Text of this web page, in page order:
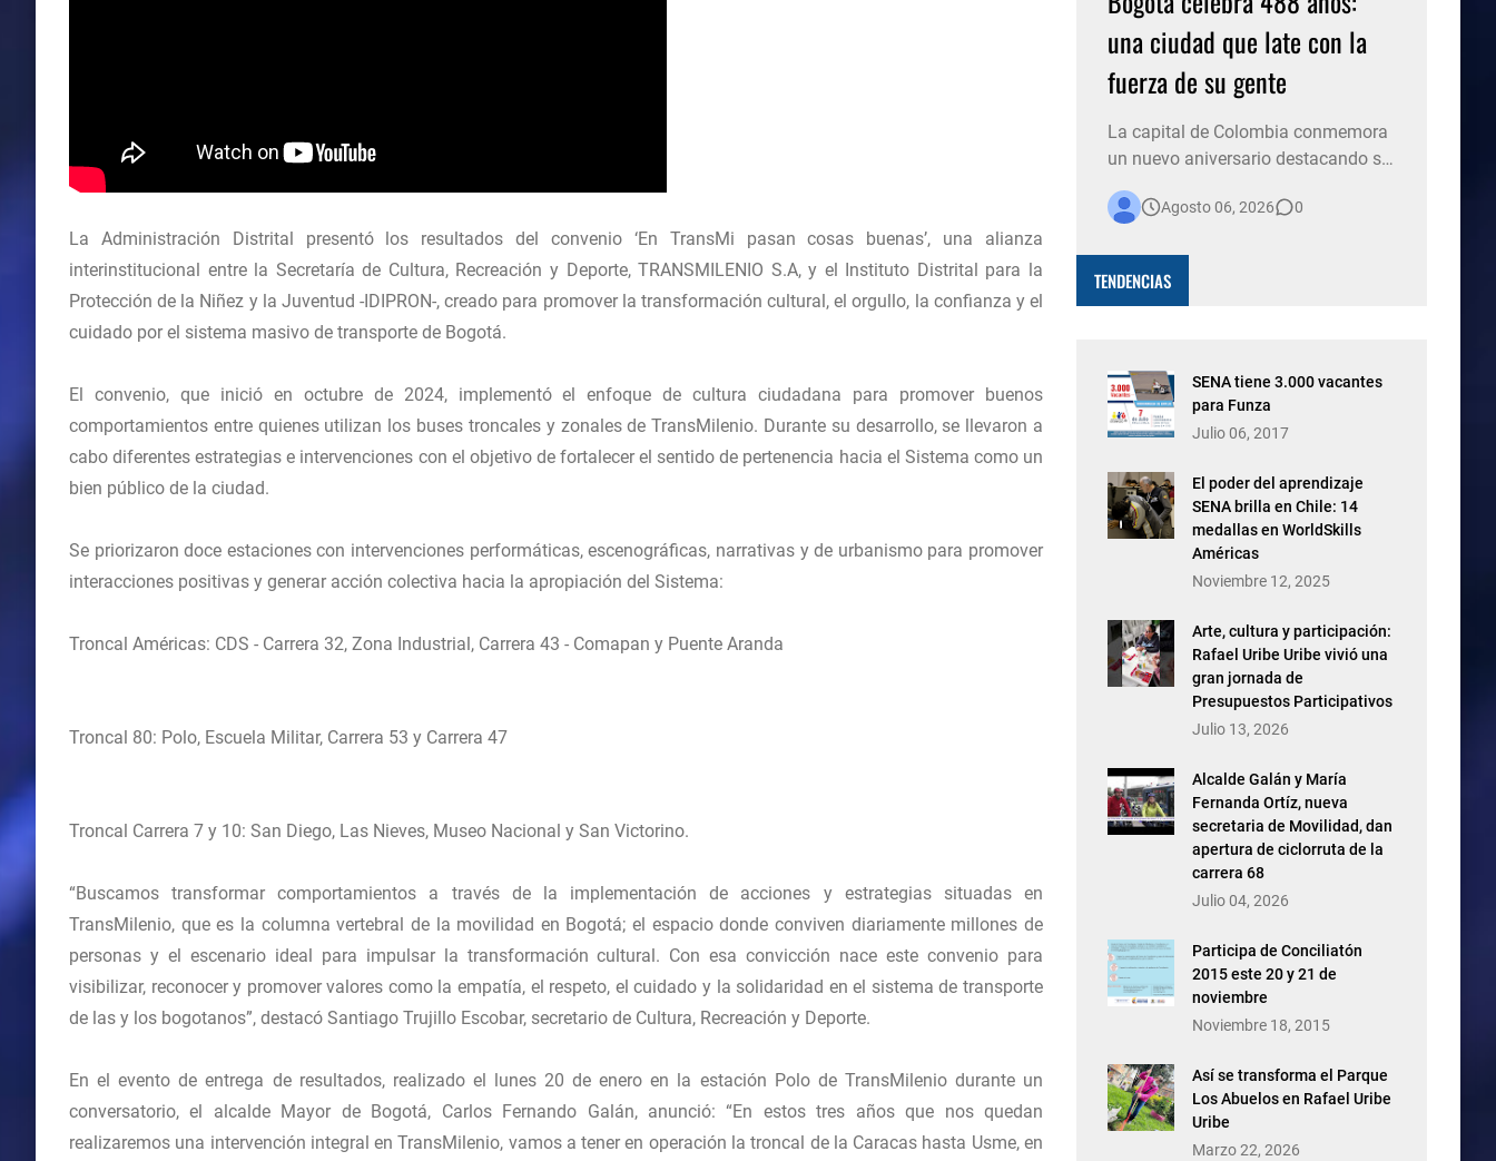
La Administración Distrital presentó los resultados del convenio ‘En TransMi pasan cosas buenas’, una alianza
interinstitucional entre la Secretaría de Cultura, Recreación y Deporte, TRANSMILENIO S.A, y el Instituto Distrital para la
Protección de la Niñez y la Juventud -IDIPRON-, creado para promover la transformación cultural, el orgullo, la confianza y el
cuidado por el sistema masivo de transporte de Bogotá.
El convenio, que inició en octubre de 2024, implementó el enfoque de cultura ciudadana para promover buenos
comportamientos entre quienes utilizan los buses troncales y zonales de TransMilenio. Durante su desarrollo, se llevaron a
cabo diferentes estrategias e intervenciones con el objetivo de fortalecer el sentido de pertenencia hacia el Sistema como un
bien público de la ciudad.
Se priorizaron doce estaciones con intervenciones performáticas, escenográficas, narrativas y de urbanismo para promover
interacciones positivas y generar acción colectiva hacia la apropiación del Sistema:
Troncal Américas: CDS - Carrera 32, Zona Industrial, Carrera 43 - Comapan y Puente Aranda
Troncal 80: Polo, Escuela Militar, Carrera 53 y Carrera 47
Troncal Carrera 7 y 10: San Diego, Las Nieves, Museo Nacional y San Victorino.
“Buscamos transformar comportamientos a través de la implementación de acciones y estrategias situadas en
TransMilenio, que es la columna vertebral de la movilidad en Bogotá; el espacio donde conviven diariamente millones de
personas y el escenario ideal para impulsar la transformación cultural. Con esa convicción nace este convenio para
visibilizar, reconocer y promover valores como la empatía, el respeto, el cuidado y la solidaridad en el sistema de transporte
de las y los bogotanos”, destacó Santiago Trujillo Escobar, secretario de Cultura, Recreación y Deporte.
En el evento de entrega de resultados, realizado el lunes 20 de enero en la estación Polo de TransMilenio durante un
conversatorio, el alcalde Mayor de Bogotá, Carlos Fernando Galán, anunció: “En estos tres años que nos quedan
realizaremos una intervención integral en TransMilenio, vamos a tener en operación la troncal de la Caracas hasta Usme, en
una ciudad que late con la
fuerza de su gente
La capital de Colombia conmemora
un nuevo aniversario destacando su
historia, su diversidad y el espíritu de
millones de personas que, con su
más viva. Bogotá está de fiesta. La
Agosto 06, 2026 0
TENDENCIAS
SENA tiene 3.000 vacantes
para Funza
Julio 06, 2017
El poder del aprendizaje
SENA brilla en Chile: 14
medallas en WorldSkills
Américas
Noviembre 12, 2025
Arte, cultura y participación:
Rafael Uribe Uribe vivió una
gran jornada de
Presupuestos Participativos
Julio 13, 2026
Alcalde Galán y María
Fernanda Ortíz, nueva
secretaria de Movilidad, dan
apertura de ciclorruta de la
carrera 68
Julio 04, 2026
Participa de Conciliatón
2015 este 20 y 21 de
noviembre
Noviembre 18, 2015
Así se transforma el Parque
Los Abuelos en Rafael Uribe
Uribe
Marzo 22, 2026